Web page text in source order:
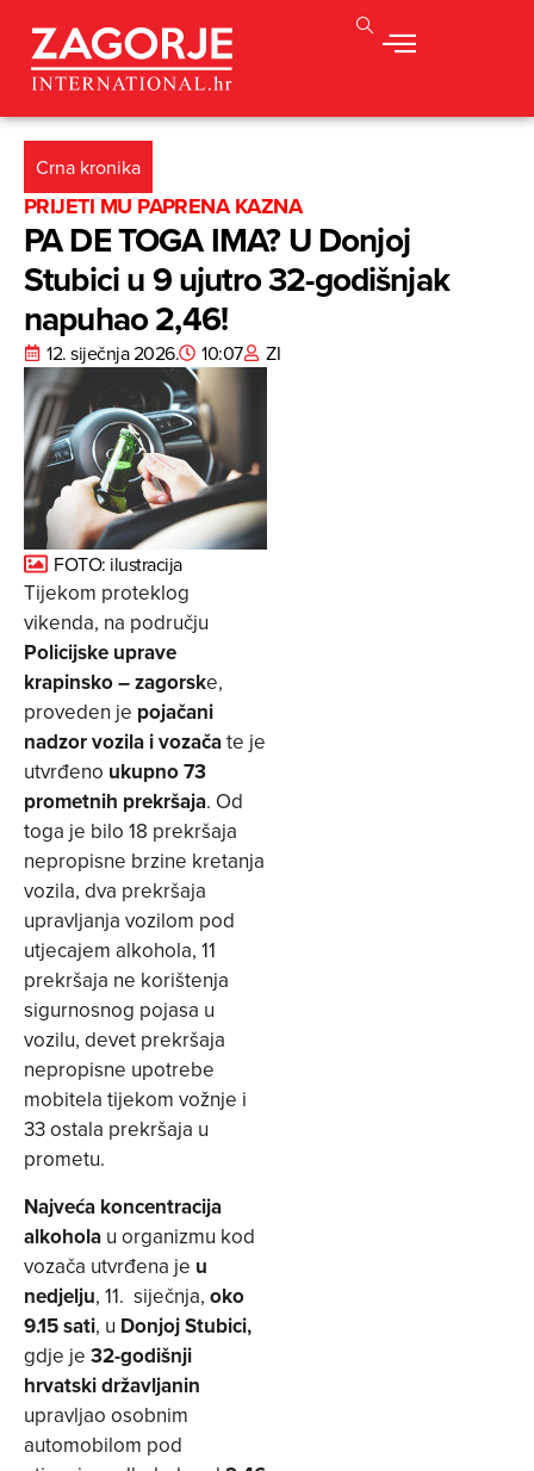
Crna kronika
PRIJETI MU PAPRENA KAZNA
PA DE TOGA IMA? U Donjoj
Stubici u 9 ujutro 32-godišnjak
napuhao 2,46!
12. siječnja 2026. 10:07 ZI
FOTO: ilustracija
Tijekom proteklog
vikenda, na području
Policijske uprave
krapinsko – zagorske,
proveden je pojačani
nadzor vozila i vozačate je
utvrđeno ukupno 73
prometnih prekršaja. Od
toga je bilo 18 prekršaja
nepropisne brzine kretanja
vozila, dva prekršaja
upravljanja vozilom pod
utjecajem alkohola, 11
prekršaja ne korištenja
sigurnosnog pojasa u
vozilu, devet prekršaja
nepropisne upotrebe
mobitela tijekom vožnje i
33 ostala prekršaja u
prometu.
Najveća koncentracija
alkohola u organizmu kod
vozača utvrđena je u
nedjelju, 11. siječnja, oko
9.15 sati, u Donjoj Stubici,
gdje je 32-godišnji
hrvatski državljanin
upravljao osobnim
automobilom pod